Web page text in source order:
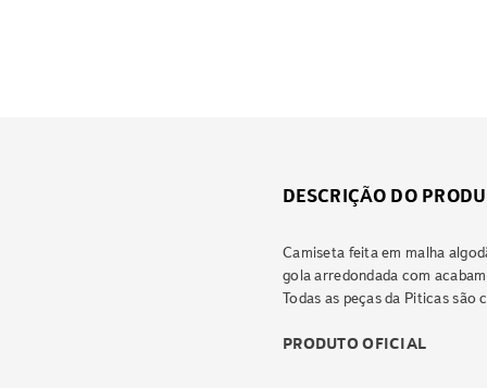
DESCRIÇÃO DO
Camiseta feita em malha
gola arredondada com
Todas as peças da Piticas são
PRODUTO OFICIAL